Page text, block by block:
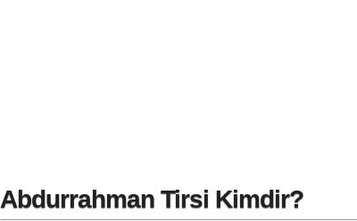
Abdurrahman Tirsi Kimdir?